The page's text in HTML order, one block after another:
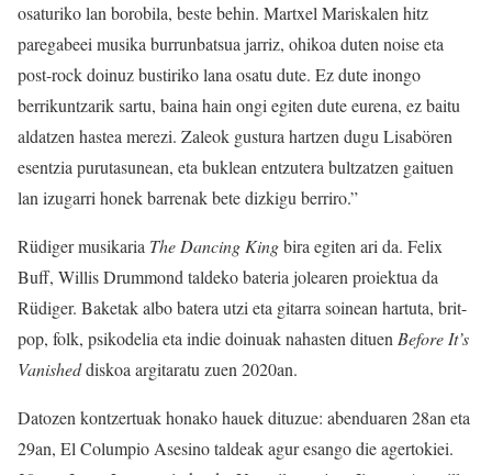
osaturiko lan borobila, beste behin. Martxel Mariskalen hitz
paregabeei musika burrunbatsua jarriz, ohikoa duten noise eta
post-rock doinuz bustiriko lana osatu dute. Ez dute inongo
berrikuntzarik sartu, baina hain ongi egiten dute eurena, ez baitu
aldatzen hastea merezi. Zaleok gustura hartzen dugu Lisabören
esentzia purutasunean, eta buklean entzutera bultzatzen gaituen
lan izugarri honek barrenak bete dizkigu berriro.”
Rüdiger musikaria The Dancing Kingbira egiten ari da. Felix
Buff, Willis Drummond taldeko bateria jolearen proiektua da
Rüdiger. Baketak albo batera utzi eta gitarra soinean hartuta, brit-
pop, folk, psikodelia eta indie doinuak nahasten dituenBefore It’s
Vanisheddiskoa argitaratu zuen 2020an.
Datozen kontzertuak honako hauek dituzue: abenduaren 28an eta
29an, El Columpio Asesino taldeak agur esango die agertokiei.